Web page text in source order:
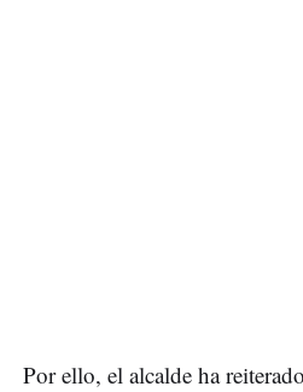
Por ello, el alcalde ha